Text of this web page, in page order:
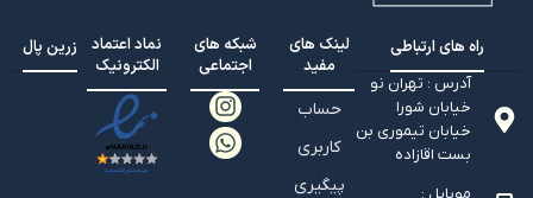
راه های ارتباطی
آدرس : تهران نو
خیابان شورا
خیابان تيموري بن
بست اقازاده
موبایل :
لینک های
مفید
حساب
کاربری
پیگیری
شبکه های
اجتماعی
نماد اعتماد
الکترونیک
زرین پال